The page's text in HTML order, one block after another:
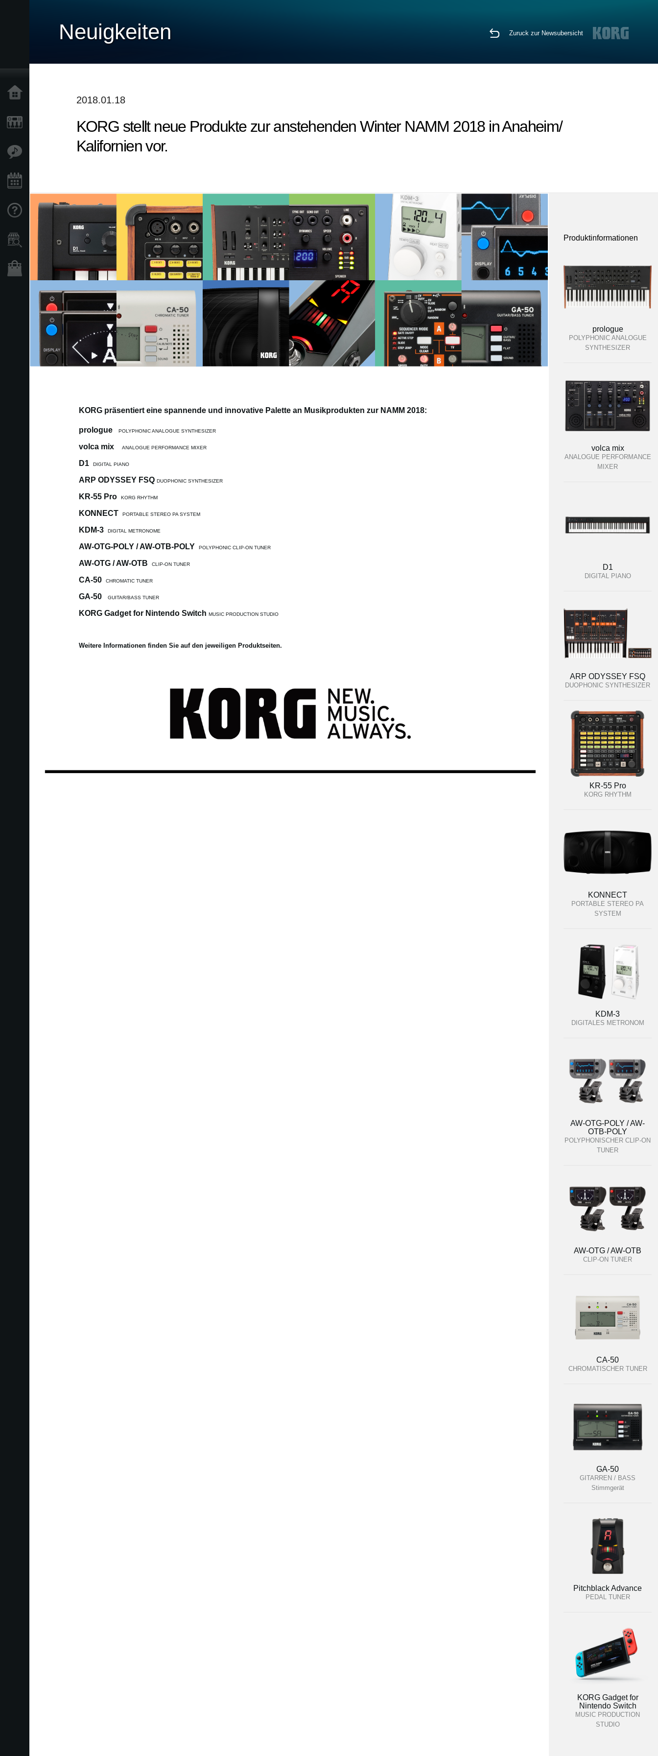
Support
Händlersuche
Neuigkeiten Zuruck zur Newsubersicht
2018.01.18
KORG stellt neue Produkte zur anstehenden Winter NAMM 2018 in Anaheim/
Kalifornien vor.
KORG präsentiert eine spannende und innovative Palette an Musikprodukten zur NAMM 2018:
prologue POLYPHONIC ANALOGUE SYNTHESIZER
volca mix ANALOGUE PERFORMANCE MIXER
D1 DIGITAL PIANO
ARP ODYSSEY FSQ DUOPHONIC SYNTHESIZER
KR-55 Pro KORG RHYTHM
KONNECT PORTABLE STEREO PA SYSTEM
KDM-3 DIGITAL METRONOME
AW-OTG-POLY / AW-OTB-POLY POLYPHONIC CLIP-ON TUNER
AW-OTG / AW-OTB CLIP-ON TUNER
CA-50 CHROMATIC TUNER
GA-50 GUITAR/BASS TUNER
KORG Gadget for Nintendo Switch MUSIC PRODUCTION STUDIO
Weitere Informationen finden Sie auf den jeweiligen Produktseiten.
Produktinformationen
prologue
POLYPHONIC ANALOGUE
SYNTHESIZER
volca mix
ANALOGUE PERFORMANCE
MIXER
D1
DIGITAL PIANO
ARP ODYSSEY FSQ
DUOPHONIC SYNTHESIZER
KR-55 Pro
KORG RHYTHM
KONNECT
PORTABLE STEREO PA
SYSTEM
KDM-3
DIGITALES METRONOM
AW-OTG-POLY / AW-
OTB-POLY
POLYPHONISCHER CLIP-ON
TUNER
AW-OTG / AW-OTB
CLIP-ON TUNER
CA-50
CHROMATISCHER TUNER
GA-50
GITARREN / BASS
Stimmgerät
Pitchblack Advance
PEDAL TUNER
KORG Gadget for
Nintendo Switch
MUSIC PRODUCTION
STUDIO